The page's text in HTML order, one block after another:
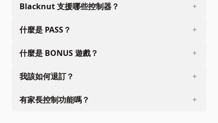
Blacknut 支援哪些控制器？
什麼是 PASS？
什麼是 BONUS 遊戲？
我該如何退訂？
有家長控制功能嗎？